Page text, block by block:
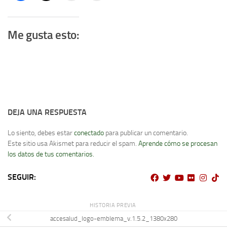
Me gusta esto:
DEJA UNA RESPUESTA
Lo siento, debes estarconectado para publicar un comentario.
Este sitio usa Akismet para reducir el spam. Aprende cómo se procesan
los datos de tus comentarios.
SEGUIR:
HISTORIA PREVIA
accesalud_logo-emblema_v.1.5.2_1380x280